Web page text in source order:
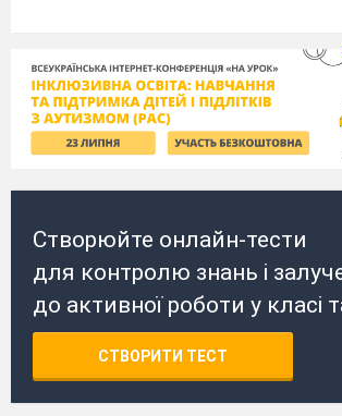
Створюйте онлайн-тести
для контролю знань і
до активної роботи у класі
СТВОРИТИ ТЕСТ